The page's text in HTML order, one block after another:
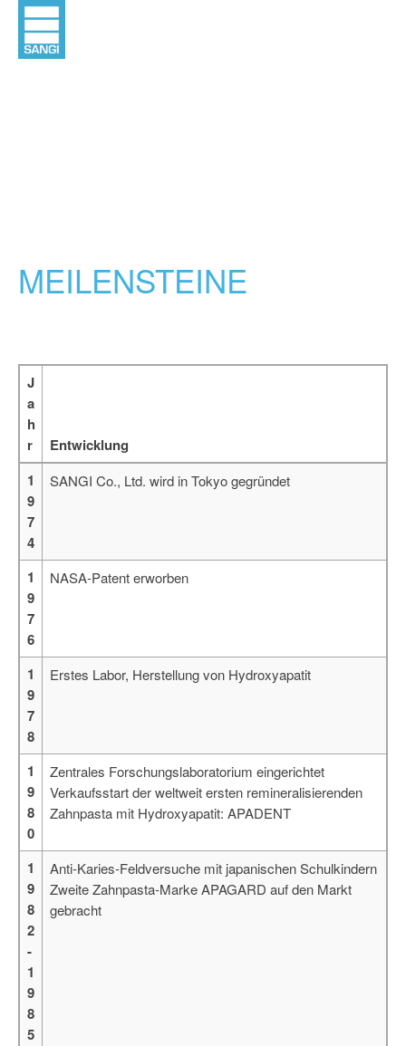
MEILENSTEINE
J
a
h
r
Entwicklung
1
9
7
4
SANGI Co., Ltd. wird in Tokyo gegründet
1
9
7
6
NASA-Patent erworben
1
9
7
8
Erstes Labor, Herstellung von Hydroxyapatit
1
9
8
0
Zentrales Forschungslaboratorium eingerichtet
Verkaufsstart der weltweit ersten remineralisierenden
Zahnpasta mit Hydroxyapatit: APADENT
1
9
8
2
-
1
9
8
5
Anti-Karies-Feldversuche mit japanischen Schulkindern
Zweite Zahnpasta-Marke APAGARD auf den Markt
gebracht